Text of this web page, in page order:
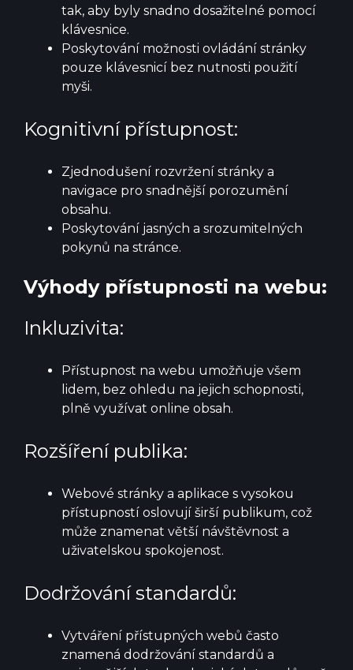
tak, aby byly snadno dosažitelné pomocí
klávesnice.
Poskytování možnosti ovládání stránky
pouze klávesnicí bez nutnosti použití
myši.
Kognitivní přístupnost:
Zjednodušení rozvržení stránky a
navigace pro snadnější porozumění
obsahu.
Poskytování jasných a srozumitelných
pokynů na stránce.
Výhody přístupnosti na webu:
Inkluzivita:
Přístupnost na webu umožňuje všem
lidem, bez ohledu na jejich schopnosti,
plně využívat online obsah.
Rozšíření publika:
Webové stránky a aplikace s vysokou
přístupností oslovují širší publikum, což
může znamenat větší návštěvnost a
uživatelskou spokojenost.
Dodržování standardů:
Vytváření přístupných webů často
znamená dodržování standardů a